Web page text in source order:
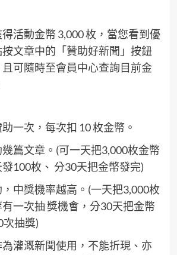
活動金幣 3,000 枚，當您看到優
文章中的「贊助好新聞」按鈕
可隨時至會員中心查詢目前金
一次，每次扣 10 枚金幣。
篇文章。(可一天把3,000枚金幣
100枚、 分30天把金幣發完)
中獎機率越高。(一天把3,000枚
一次抽 獎機會，分30天把金幣
抽獎)
灌溉新聞使用，不能折現、亦